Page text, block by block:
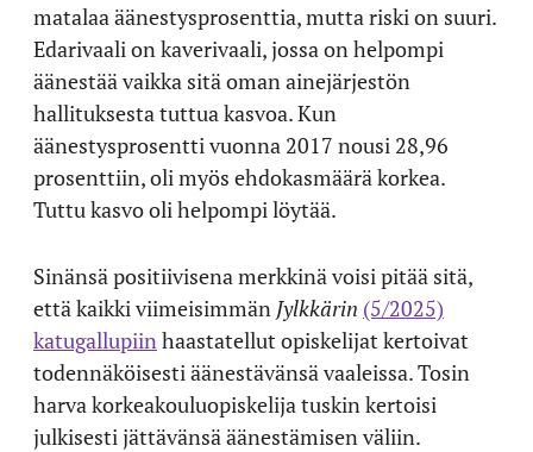
matalaa äänestysprosenttia, mutta riski on suuri.
Edarivaali on kaverivaali, jossa on helpompi
äänestää vaikka sitä oman ainejärjestön
hallituksesta tuttua kasvoa. Kun
äänestysprosentti vuonna 2017 nousi 28,96
prosenttiin, oli myös ehdokasmäärä korkea.
Tuttu kasvo oli helpompi löytää.
Sinänsä positiivisena merkkinä voisi pitää sitä,
että kaikki viimeisimmän Jylkkärin (5/2025)
katugallupiinhaastatellut opiskelijat kertoivat
todennäköisesti äänestävänsä vaaleissa. Tosin
harva korkeakouluopiskelija tuskin kertoisi
julkisesti jättävänsä äänestämisen väliin.